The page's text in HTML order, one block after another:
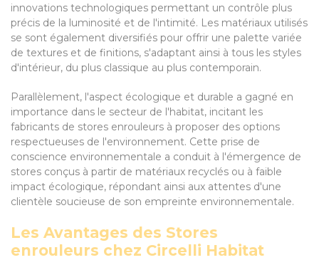
innovations technologiques permettant un contrôle plus
précis de la luminosité et de l'intimité. Les matériaux utilisés
se sont également diversifiés pour offrir une palette variée
de textures et de finitions, s'adaptant ainsi à tous les styles
d'intérieur, du plus classique au plus contemporain.
Parallèlement, l'aspect écologique et durable a gagné en
importance dans le secteur de l'habitat, incitant les
fabricants de stores enrouleurs à proposer des options
respectueuses de l'environnement. Cette prise de
conscience environnementale a conduit à l'émergence de
stores conçus à partir de matériaux recyclés ou à faible
impact écologique, répondant ainsi aux attentes d'une
clientèle soucieuse de son empreinte environnementale.
Les Avantages des Stores
enrouleurs chez Circelli Habitat